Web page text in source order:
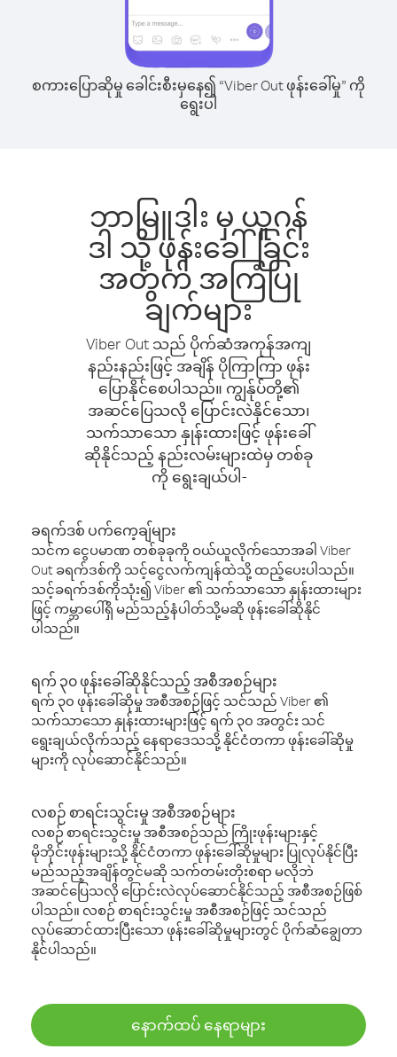
စကားပြောဆိုမှု ခေါင်းစီးမှနေ၍ “Viber Out ဖုန်းခေါ်မှု” ကို
ရွေးပါ
ဘာမြူဒါး မှ ယူဂန်
ဒါ သို့ ဖုန်းခေါ်ခြင်း
အတွက် အကြံပြု
ချက်များ
Viber Out သည် ပိုက်ဆံအကုန်အကျ
နည်းနည်းဖြင့် အချိန် ပိုကြာကြာ ဖုန်း
ပြောနိုင်စေပါသည်။ ကျွန်ုပ်တို့၏
အဆင်ပြေသလို ပြောင်းလဲနိုင်သော၊
သက်သာသော နှုန်းထားဖြင့် ဖုန်းခေါ်
ဆိုနိုင်သည့် နည်းလမ်းများထဲမှ တစ်ခု
ကို ရွေးချယ်ပါ-
ခရက်ဒစ် ပက်ကေ့ချ်များ
သင်က ငွေပမာဏ တစ်ခုခုကို ဝယ်ယူလိုက်သောအခါ Viber
Out ခရက်ဒစ်ကို သင့်ငွေလက်ကျန်ထဲသို့ ထည့်ပေးပါသည်။
သင့်ခရက်ဒစ်ကိုသုံး၍ Viber ၏ သက်သာသော နှုန်းထားများ
ဖြင့် ကမ္ဘာပေါ်ရှိ မည်သည့်နံပါတ်သို့မဆို ဖုန်းခေါ်ဆိုနိုင်
ပါသည်။
ရက် ၃၀ ဖုန်းခေါ်ဆိုနိုင်သည့် အစီအစဉ်များ
ရက် ၃၀ ဖုန်းခေါ်ဆိုမှု အစီအစဉ်ဖြင့် သင်သည် Viber ၏
သက်သာသော နှုန်းထားများဖြင့် ရက် ၃၀ အတွင်း သင်
ရွေးချယ်လိုက်သည့် နေရာဒေသသို့ နိုင်ငံတကာ ဖုန်းခေါ်ဆိုမှု
များကို လုပ်ဆောင်နိုင်သည်။
လစဉ် စာရင်းသွင်းမှု အစီအစဉ်များ
လစဉ် စာရင်းသွင်းမှု အစီအစဉ်သည် ကြိုးဖုန်းများနှင့်
မိုဘိုင်းဖုန်းများသို့ နိုင်ငံတကာ ဖုန်းခေါ်ဆိုမှုများ ပြုလုပ်နိုင်ပြီး
မည်သည့်အချိန်တွင်မဆို သက်တမ်းတိုးစရာ မလိုဘဲ
အဆင်ပြေသလို ပြောင်းလဲလုပ်ဆောင်နိုင်သည့် အစီအစဉ်ဖြစ်
ပါသည်။ လစဉ် စာရင်းသွင်းမှု အစီအစဉ်ဖြင့် သင်သည်
လုပ်ဆောင်ထားပြီးသော ဖုန်းခေါ်ဆိုမှုများတွင် ပိုက်ဆံချွေတာ
နိုင်ပါသည်။
နောက်ထပ် နေရာများ